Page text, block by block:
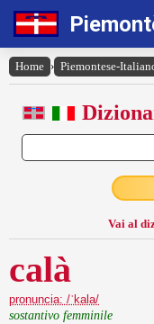
Home › Piemontese-
Vai al
calà
pronuncia: /ˈkala/
sostantivo femminile